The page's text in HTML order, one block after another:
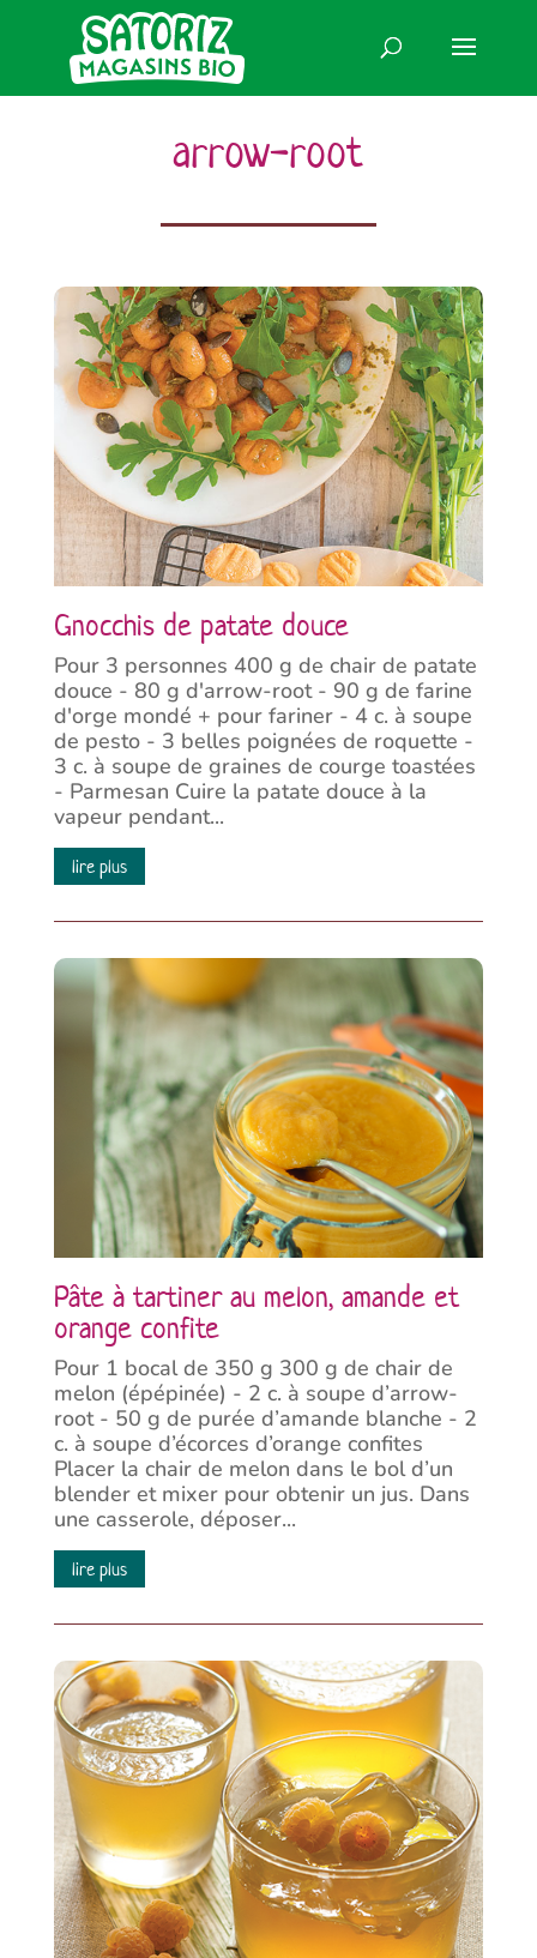
arrow-root
Gnocchis de patate douce
Pour 3 personnes 400 g de chair de patate
douce - 80 g d'arrow-root - 90 g de farine
d'orge mondé + pour fariner - 4 c. à soupe
de pesto - 3 belles poignées de roquette -
3 c. à soupe de graines de courge toastées
- Parmesan Cuire la patate douce à la
vapeur pendant...
lire plus
Pâte à tartiner au melon, amande et
orange confite
Pour 1 bocal de 350 g 300 g de chair de
melon (épépinée) - 2 c. à soupe d’arrow-
root - 50 g de purée d’amande blanche - 2
c. à soupe d’écorces d’orange confites
Placer la chair de melon dans le bol d’un
blender et mixer pour obtenir un jus. Dans
une casserole, déposer...
lire plus